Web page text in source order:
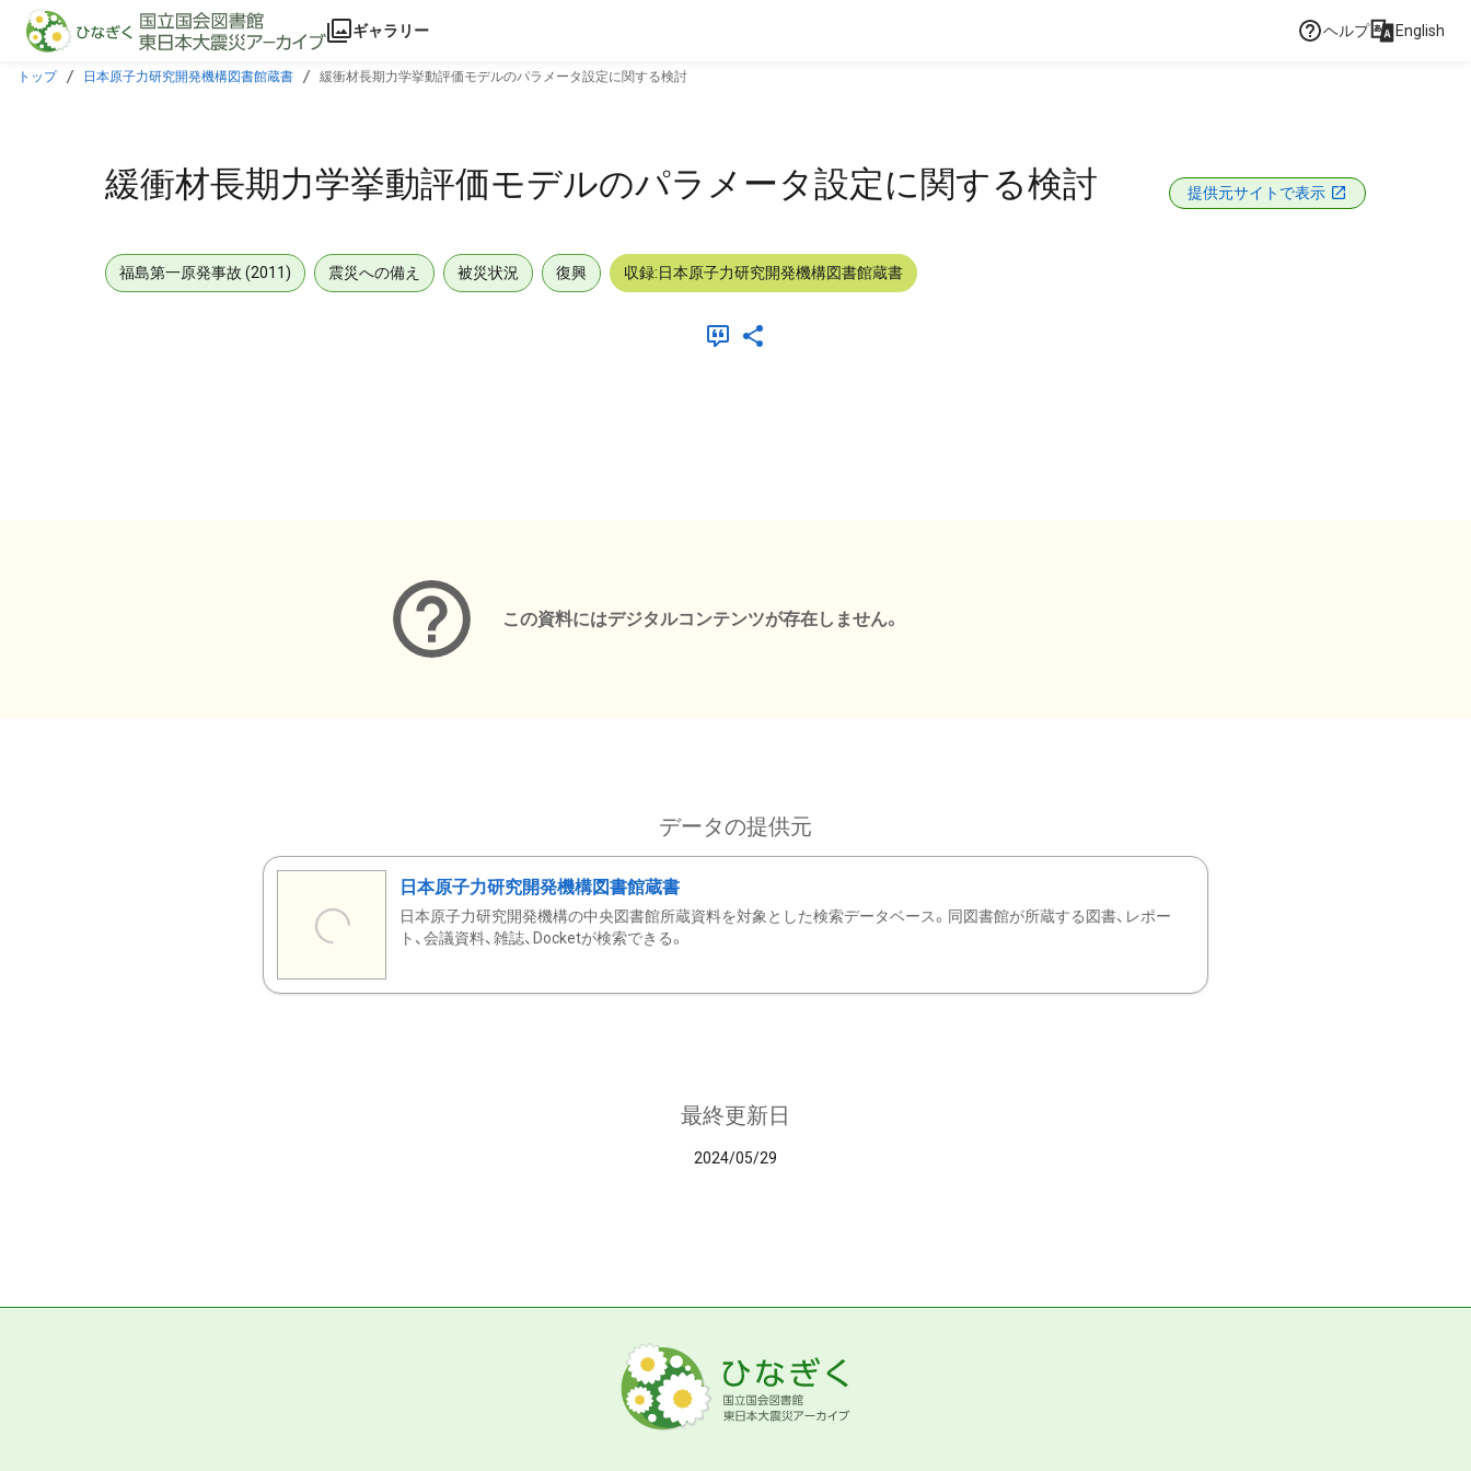
本文に飛ぶ
ギャラリー ヘルプ English
トップ 日本原子力研究開発機構図書館蔵書 緩衝材長期力学挙動評価モデルのパラメータ設定に関する検討
緩衝材長期力学挙動評価モデルのパラメータ設定に関する検討 提供元サイトで表示
福島第一原発事故 (2011) 震災への備え 被災状況 復興 収録:日本原子力研究開発機構図書館蔵書
この資料にはデジタルコンテンツが存在しません。
データの提供元
日本原子力研究開発機構図書館蔵書
日本原子力研究開発機構の中央図書館所蔵資料を対象とした検索データベース。同図書館が所蔵する図書、レポー
ト、会議資料、雑誌、Docketが検索できる。
最終更新日
2024/05/29